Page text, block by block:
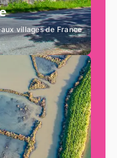
villages de France